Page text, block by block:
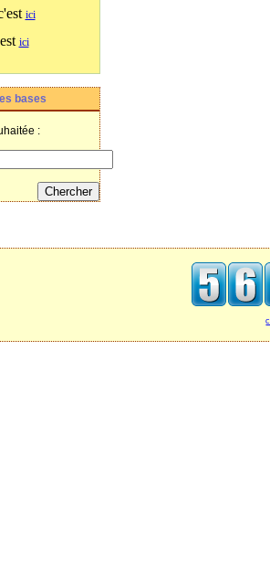
ici
ici
bases
: